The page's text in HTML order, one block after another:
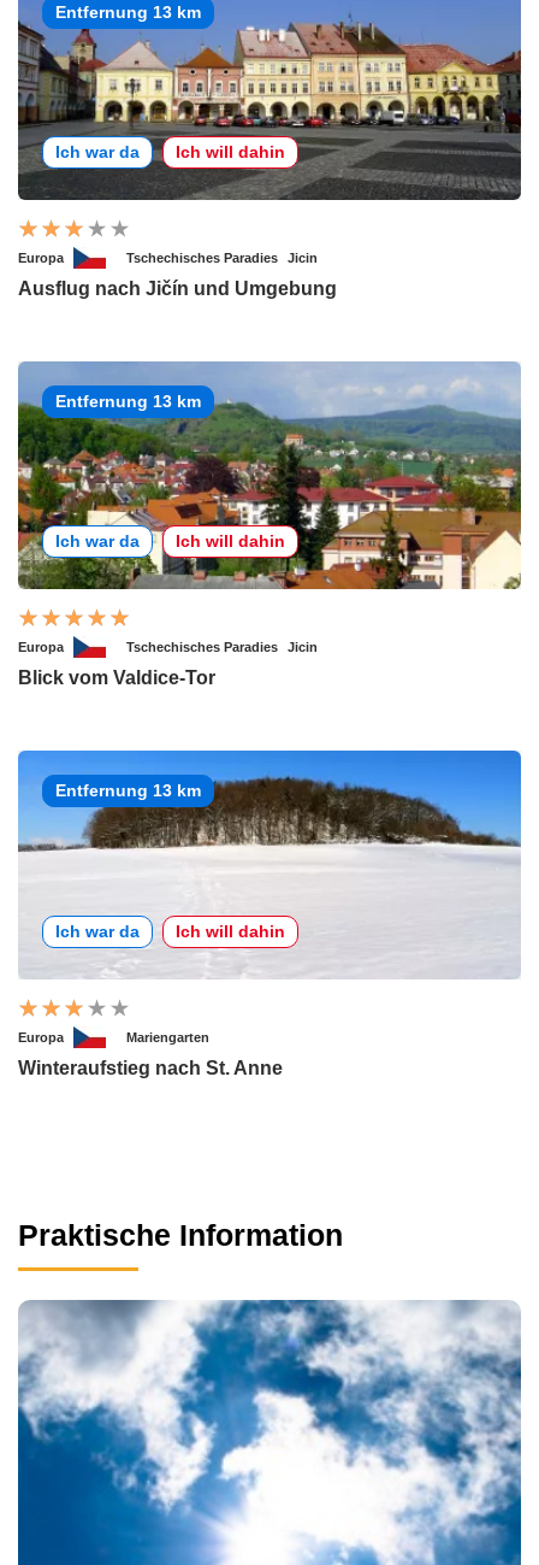
Entfernung 13 km
Ich war da Ich will dahin
Europa Tschechisches Paradies Jicin
Ausflug nach Jičín und Umgebung
Entfernung 13 km
Ich war da Ich will dahin
Europa Tschechisches Paradies Jicin
Blick vom Valdice-Tor
Entfernung 13 km
Ich war da Ich will dahin
Europa Mariengarten
Winteraufstieg nach St. Anne
Praktische Information